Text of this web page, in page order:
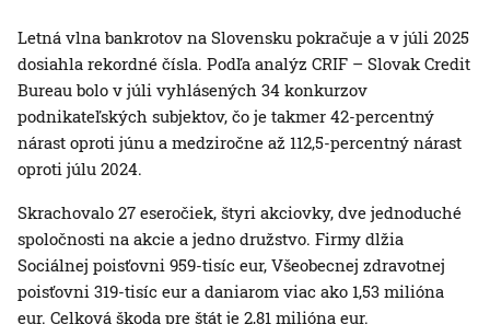
Letná vlna bankrotov na Slovensku pokračuje a v júli 2025
dosiahla rekordné čísla. Podľa analýz CRIF – Slovak Credit
Bureau bolo v júli vyhlásených 34 konkurzov
podnikateľských subjektov, čo je takmer 42-percentný
nárast oproti júnu a medziročne až 112,5-percentný nárast
oproti júlu 2024.
Skrachovalo 27 eseročiek, štyri akciovky, dve jednoduché
spoločnosti na akcie a jedno družstvo. Firmy dlžia
Sociálnej poisťovni 959-tisíc eur, Všeobecnej zdravotnej
poisťovni 319-tisíc eur a daniarom viac ako 1,53 milióna
eur. Celková škoda pre štát je 2,81 milióna eur.